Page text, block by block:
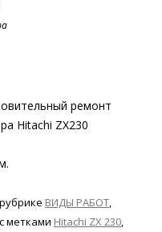
ремонт
Hitachi ZX230
ВИДЫ РАБОТ
с метками Hitachi ZX 230